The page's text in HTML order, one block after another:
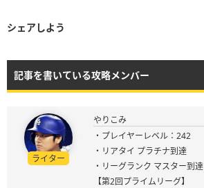
シェアしよう
記事を書いている攻略メンバー
ライター
やりこみ
・プレイヤーレベル：242
・リアタイ プラチナ到達
・リーグランク マスター到達
【第2回プライムリーグ】